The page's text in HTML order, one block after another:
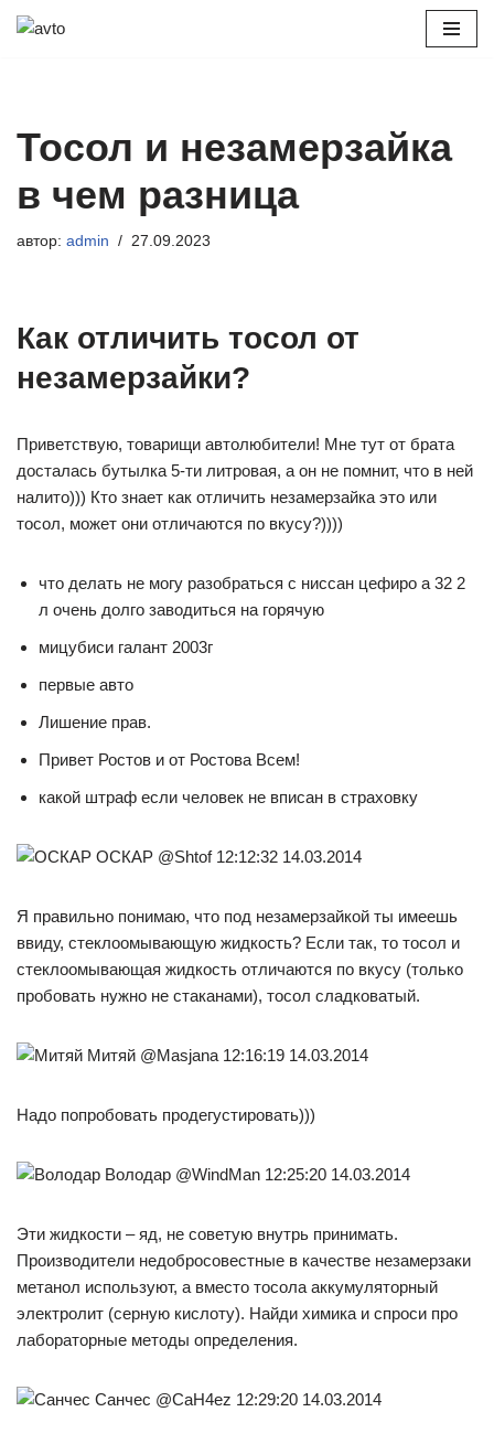
Тосол и незамерзайка
в чем разница
автор: admin 27.09.2023
Как отличить тосол от
незамерзайки?
Приветствую, товарищи автолюбители! Мне тут от брата
досталась бутылка 5-ти литровая, а он не помнит, что в ней
налито))) Кто знает как отличить незамерзайка это или
тосол, может они отличаются по вкусу?))))
что делать не могу разобраться с ниссан цефиро а 32 2
л очень долго заводиться на горячую
мицубиси галант 2003г
первые авто
Лишение прав.
Привет Ростов и от Ростова Всем!
какой штраф если человек не вписан в страховку
ОСКАР @Shtof 12:12:32 14.03.2014
Я правильно понимаю, что под незамерзайкой ты имеешь
ввиду, стеклоомывающую жидкость? Если так, то тосол и
стеклоомывающая жидкость отличаются по вкусу (только
пробовать нужно не стаканами), тосол сладковатый.
Митяй @Masjana 12:16:19 14.03.2014
Надо попробовать продегустировать)))
Володар @WindMan 12:25:20 14.03.2014
Эти жидкости – яд, не советую внутрь принимать.
Производители недобросовестные в качестве незамерзаки
метанол используют, а вместо тосола аккумуляторный
электролит (серную кислоту). Найди химика и спроси про
лабораторные методы определения.
Санчес @CaH4ez 12:29:20 14.03.2014